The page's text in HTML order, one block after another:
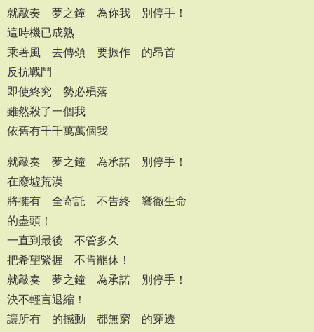
就敲奏 夢之鐘 為你我 別停手！
這時機已成熟
乘著風 去傳頌 要振作 的昂首
反抗戰鬥
即使終究 勢必殞落
雖然殺了一個我
依舊有千千萬萬個我
就敲奏 夢之鐘 為承諾 別停手！
在廢墟荒漠
將擁有 全寄託 不告終 響徹生命
的盡頭！
一直到最後 不管多久
把希望緊握 不肯罷休！
就敲奏 夢之鐘 為承諾 別停手！
決不輕言退縮！
讓所有 的撼動 都無窮 的穿透